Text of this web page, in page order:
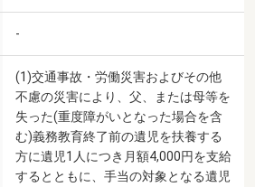
-
(1)交通事故・労働災害およびその他
不慮の災害により、父、または母等を
失った(重度障がいとなった場合を含
む)義務教育終了前の遺児を扶養する
方に遺児1人につき月額4,000円を支給
するとともに、手当の対象となる遺児